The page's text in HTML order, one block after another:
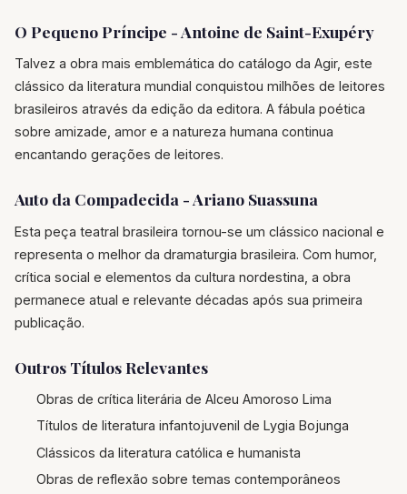
O Pequeno Príncipe - Antoine de Saint-Exupéry
Talvez a obra mais emblemática do catálogo da Agir, este
clássico da literatura mundial conquistou milhões de leitores
brasileiros através da edição da editora. A fábula poética
sobre amizade, amor e a natureza humana continua
encantando gerações de leitores.
Auto da Compadecida - Ariano Suassuna
Esta peça teatral brasileira tornou-se um clássico nacional e
representa o melhor da dramaturgia brasileira. Com humor,
crítica social e elementos da cultura nordestina, a obra
permanece atual e relevante décadas após sua primeira
publicação.
Outros Títulos Relevantes
Obras de crítica literária de Alceu Amoroso Lima
Títulos de literatura infantojuvenil de Lygia Bojunga
Clássicos da literatura católica e humanista
Obras de reflexão sobre temas contemporâneos